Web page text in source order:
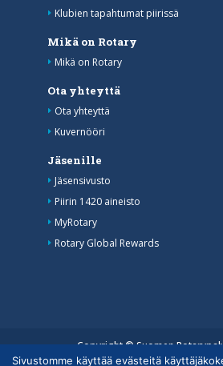
Klubien tapahtumat piirissä
Mikä on Rotary
Mikä on Rotary
Ota yhteyttä
Ota yhteyttä
Kuvernööri
Jäsenille
Jäsensivusto
Piirin 1420 aineisto
MyRotary
Rotary Global Rewards
Copyright © Suomen
Sivustomme käyttää evästeitä